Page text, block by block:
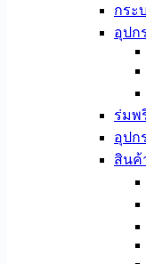
กระ
อุปก
ร่มพ
อุปก
สินค้